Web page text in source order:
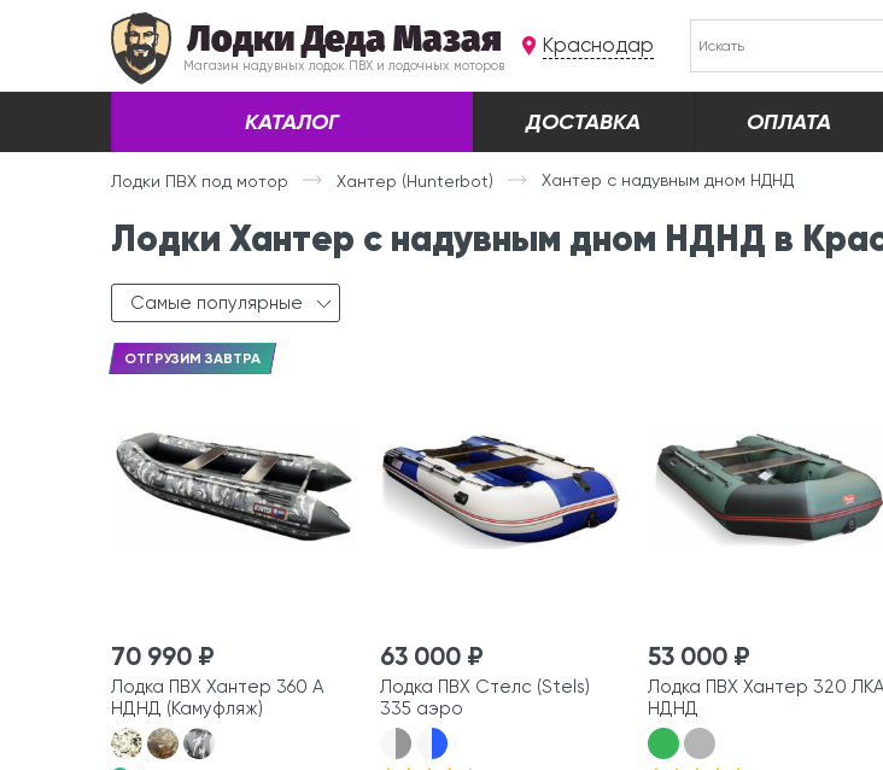
Лодки Деда Мазая
Магазин надувных лодок ПВХ и лодочных моторов
Краснодар
КАТАЛОГ ДОСТАВКА ОПЛАТА
Лодки ПВХ под мотор Хантер (Hunterbot) Хантер с надувным дном НДНД
Лодки Хантер с надувным дном НДНД в
Самые популярные
ОТГРУЗИМ ЗАВТРА
70 990 ₽
Лодка ПВХ Хантер 360 А
НДНД (Камуфляж)
63 000 ₽
Лодка ПВХ Стелс (Stels)
335 аэро
53 000 ₽
Лодка ПВХ Хантер 320 ЛКА
НДНД